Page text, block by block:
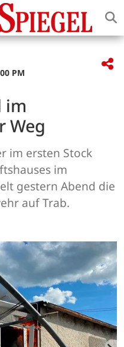
PM
im
Weg
im ersten Stock
im
gestern Abend die
auf Trab.